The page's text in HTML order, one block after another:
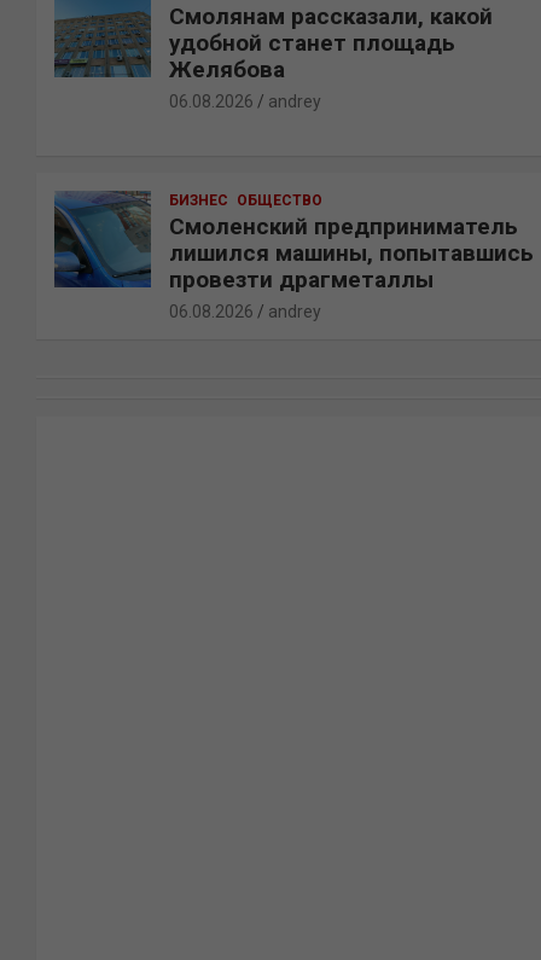
Смолянам рассказали, какой
удобной станет площадь
Желябова
06.08.2026 andrey
БИЗНЕС ОБЩЕСТВО
Смоленский предприниматель
лишился машины, попытавшись
провезти драгметаллы
06.08.2026 andrey